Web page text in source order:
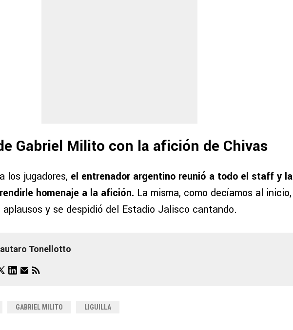
Gabriel Milito con la afición de Chivas
los jugadores, el entrenador argentino reunió a todo el staff y la
homenaje a la afición. La misma, como decíamos al inicio,
aplausos y se despidió del Estadio Jalisco cantando.
Tonellotto
GABRIEL MILITO LIGUILLA